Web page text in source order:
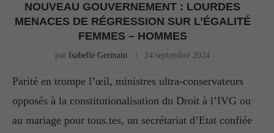
NOUVEAU GOUVERNEMENT : LOURDES
MENACES DE RÉGRESSION SUR L’ÉGALITÉ
FEMMES – HOMMES
par Isabelle Germain 24 septembre 2024
Parité en trompe l’œil, ministres ultra-conservateurs
opposés à la constitutionalisation du Droit à l’IVG ou
au mariage pour tous.tes, un secrétariat d’Etat confiée